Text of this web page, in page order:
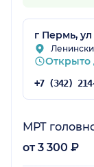
г Пермь,
Открыто
МРТ
от 3 300 ₽